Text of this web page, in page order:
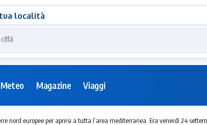
località
Magazine Viaggi
nord europee per aprirsi a tutta l’area mediterranea. Era venerdì 24